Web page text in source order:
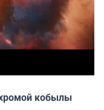
кобылы